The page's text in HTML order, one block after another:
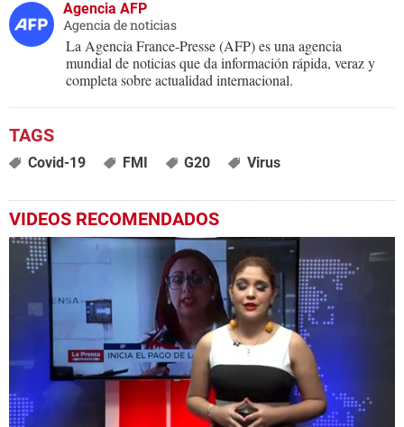
Agencia AFP
Agencia de noticias
La Agencia France-Presse (AFP) es una agencia
mundial de noticias que da información rápida, veraz y
completa sobre actualidad internacional.
Covid-19 FMI G20 Virus
VIDEOS RECOMENDADOS